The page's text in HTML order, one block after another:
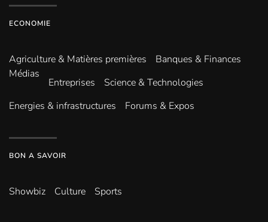
ECONOMIE
Agriculture & Matières premières
Banques & Finances
Médias
Entreprises
Science & Technologies
Energies & infrastructures
Forums & Expos
BON A SAVOIR
Showbiz Culture Sports